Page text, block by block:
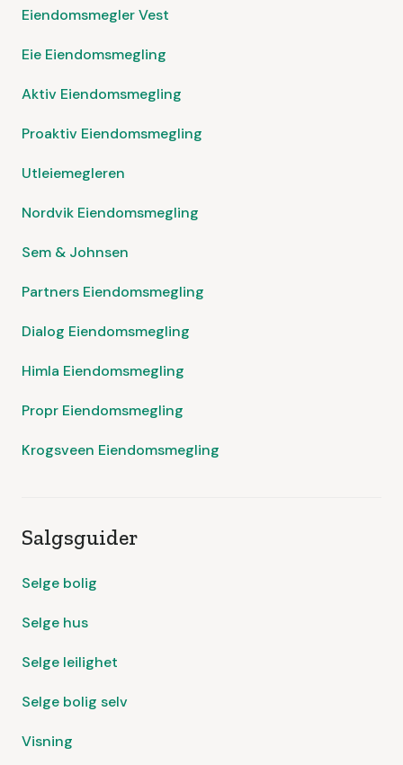
Eiendomsmegler Vest
Eie Eiendomsmegling
Aktiv Eiendomsmegling
Proaktiv Eiendomsmegling
Utleiemegleren
Nordvik Eiendomsmegling
Sem & Johnsen
Partners Eiendomsmegling
Dialog Eiendomsmegling
Himla Eiendomsmegling
Propr Eiendomsmegling
Krogsveen Eiendomsmegling
Salgsguider
Selge bolig
Selge hus
Selge leilighet
Selge bolig selv
Visning